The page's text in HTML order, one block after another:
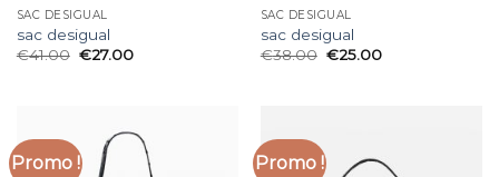
SAC DESIGUAL
sac desigual
€41.00 €27.00
SAC DESIGUAL
sac desigual
€38.00 €25.00
Promo ! Promo !